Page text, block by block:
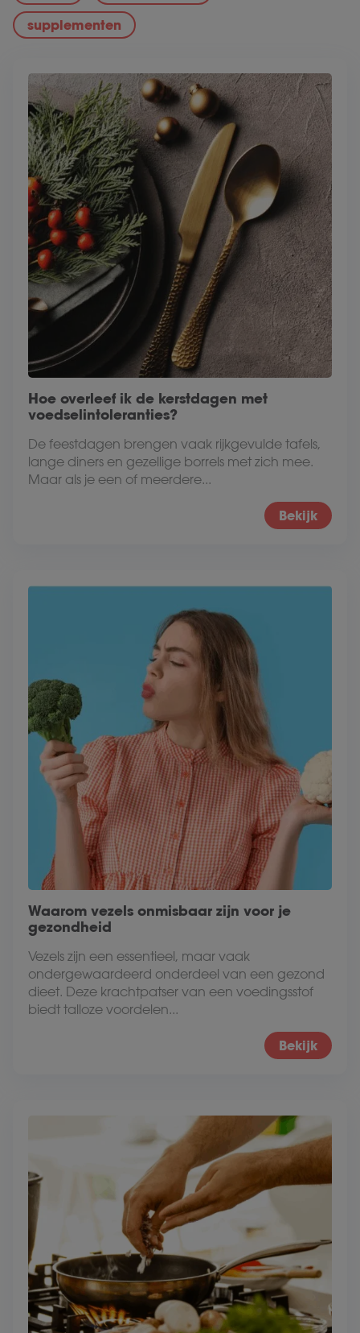
supplementen
Hoe overleef ik de kerstdagen met
voedselintoleranties?
De feestdagen brengen vaak rijkgevulde tafels,
lange diners en gezellige borrels met zich mee.
Maar als je een of meerdere...
Bekijk
Waarom vezels onmisbaar zijn voor je
gezondheid
Vezels zijn een essentieel, maar vaak
ondergewaardeerd onderdeel van een gezond
dieet. Deze krachtpatser van een voedingsstof
biedt talloze voordelen...
Bekijk